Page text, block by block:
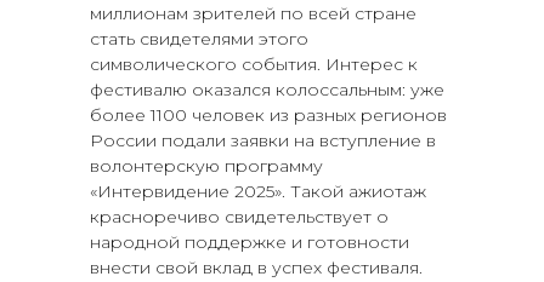
миллионам зрителей по всей стране
стать свидетелями этого
символического события. Интерес к
фестивалю оказался колоссальным: уже
более 1100 человек из разных регионов
России подали заявки на вступление в
волонтерскую программу
«Интервидение 2025». Такой ажиотаж
красноречиво свидетельствует о
народной поддержке и готовности
внести свой вклад в успех фестиваля.